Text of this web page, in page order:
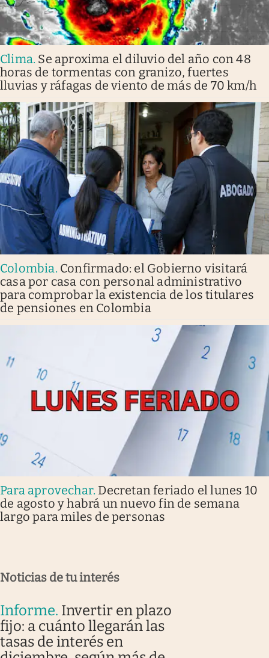
Clima. Se aproxima el diluvio del año con 48
horas de tormentas con granizo, fuertes
lluvias y ráfagas de viento de más de 70 km/h
Colombia. Confirmado: el Gobierno visitará
casa por casa con personal administrativo
para comprobar la existencia de los titulares
de pensiones en Colombia
Para aprovechar. Decretan feriado el lunes 10
de agosto y habrá un nuevo fin de semana
largo para miles de personas
Noticias de tu interés
Informe. Invertir en plazo
fijo: a cuánto llegarán las
tasas de interés en